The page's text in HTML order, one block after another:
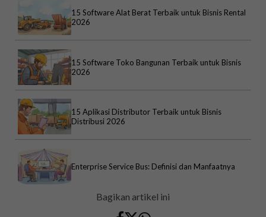
15 Software Alat Berat Terbaik untuk Bisnis Rental
2026
15 Software Toko Bangunan Terbaik untuk Bisnis
2026
15 Aplikasi Distributor Terbaik untuk Bisnis
Distribusi 2026
Enterprise Service Bus: Definisi dan Manfaatnya
Bagikan artikel ini